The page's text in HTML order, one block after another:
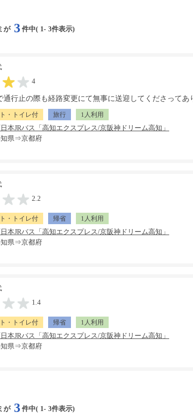
が 3 件中( 1- 3件表示)
4
通行止の際も経路変更にて無事に送迎してくださってあ
・トイレ付 旅行
1人利用
知県⇒京都府
2.2
・トイレ付 帰省
1人利用
知県⇒京都府
1.4
・トイレ付 帰省
1人利用
知県⇒京都府
が 3 件中( 1- 3件表示)